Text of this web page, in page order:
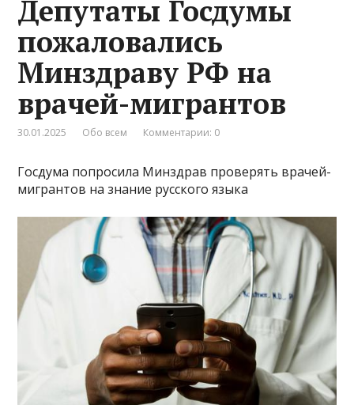
Депутаты Госдумы
пожаловались
Минздраву РФ на
врачей-мигрантов
30.01.2025 Обо всем Комментарии: 0
Госдума попросила Минздрав проверять врачей-
мигрантов на знание русского языка